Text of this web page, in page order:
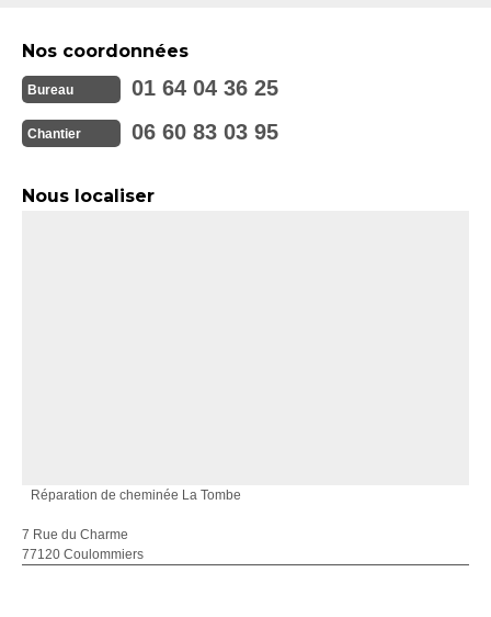
Nos coordonnées
Bureau 01 64 04 36 25
Chantier 06 60 83 03 95
Nous localiser
Réparation de cheminée La Tombe
7 Rue du Charme
77120 Coulommiers